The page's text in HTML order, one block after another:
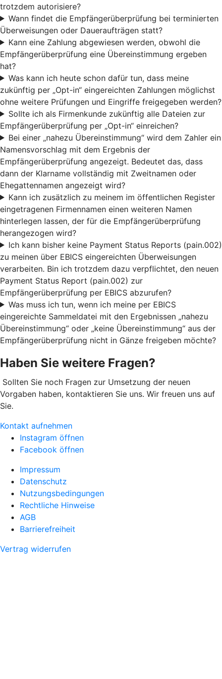
trotzdem autorisiere?
Wann findet die Empfängerüberprüfung bei terminierten
Überweisungen oder Daueraufträgen statt?
Kann eine Zahlung abgewiesen werden, obwohl die
Empfängerüberprüfung eine Übereinstimmung ergeben
hat?
Was kann ich heute schon dafür tun, dass meine
zukünftig per „Opt-in“ eingereichten Zahlungen möglichst
ohne weitere Prüfungen und Eingriffe freigegeben werden?
Sollte ich als Firmenkunde zukünftig alle Dateien zur
Empfängerüberprüfung per „Opt-in“ einreichen?
Bei einer „nahezu Übereinstimmung“ wird dem Zahler ein
Namensvorschlag mit dem Ergebnis der
Empfängerüberprüfung angezeigt. Bedeutet das, dass
dann der Klarname vollständig mit Zweitnamen oder
Ehegattennamen angezeigt wird?
Kann ich zusätzlich zu meinem im öffentlichen Register
eingetragenen Firmennamen einen weiteren Namen
hinterlegen lassen, der für die Empfängerüberprüfung
herangezogen wird?
Ich kann bisher keine Payment Status Reports (pain.002)
zu meinen über EBICS eingereichten Überweisungen
verarbeiten. Bin ich trotzdem dazu verpflichtet, den neuen
Payment Status Report (pain.002) zur
Empfängerüberprüfung per EBICS abzurufen?
Was muss ich tun, wenn ich meine per EBICS
eingereichte Sammeldatei mit den Ergebnissen „nahezu
Übereinstimmung“ oder „keine Übereinstimmung“ aus der
Empfängerüberprüfung nicht in Gänze freigeben möchte?
Haben Sie weitere Fragen?
Sollten Sie noch Fragen zur Umsetzung der neuen
Vorgaben haben, kontaktieren Sie uns. Wir freuen uns auf
Sie.
Kontakt aufnehmen
Instagram öffnen
Facebook öffnen
Impressum
Datenschutz
Nutzungsbedingungen
Rechtliche Hinweise
AGB
Barrierefreiheit
Vertrag widerrufen